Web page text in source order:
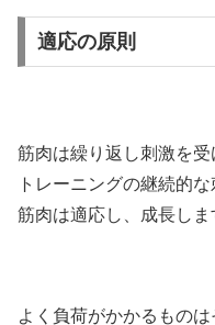
適応の原則
筋肉は繰り返し刺激を受
トレーニングの継続的な
筋肉は適応し、成長しま
よく負荷がかかるもの